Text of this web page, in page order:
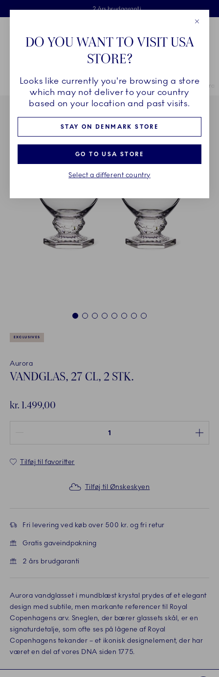
Skip Navigation
Fri levering ved køb over 500 kr. og fri retur
Gratis gaveindpakning
2 års brudgaranti
Royal Copenhagen
Breadcrumb Headlinesss
HjemSTEL Royal Copenhagen Exclusives Stel Aurora Aurora
1 2 3 4 5 6 7 8
EXCLUSIVES
Aurora
VANDGLAS, 27 CL, 2 STK.
kr. 1.499,00
Tilføj til favoritter
Tilføj til Ønskeskyen
Fri levering ved køb over 500 kr. og fri retur
Gratis gaveindpakning
2 års brudgaranti
Aurora vandglasset i mundblæst krystal prydes af et elegant
design med subtile, men markante referencer til Royal
Copenhagens arv. Sneglen, der bærer glassets skål, er en
signaturdetalje, som ofte ses på lågene af Royal
Copenhagens tekander – et ikonisk designelement, der har
været en del af vores DNA siden 1775.
DO YOU WANT TO VISIT USA
STORE?
Looks like currently you're browsing a store
which may not deliver to your country
based on your location and past visits.
STAY ON DENMARK STORE
GO TO USA STORE
Select a different country